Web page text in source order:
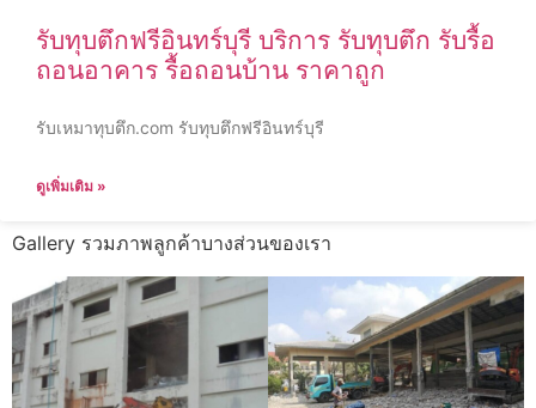
รับทุบตึกฟรีอินทร์บุรี บริการ รับทุบตึก รับรื้อ
ถอนอาคาร รื้อถอนบ้าน ราคาถูก
รับเหมาทุบตึก.com รับทุบตึกฟรีอินทร์บุรี
ดูเพิ่มเติม »
Gallery รวมภาพลูกค้าบางส่วนของเรา